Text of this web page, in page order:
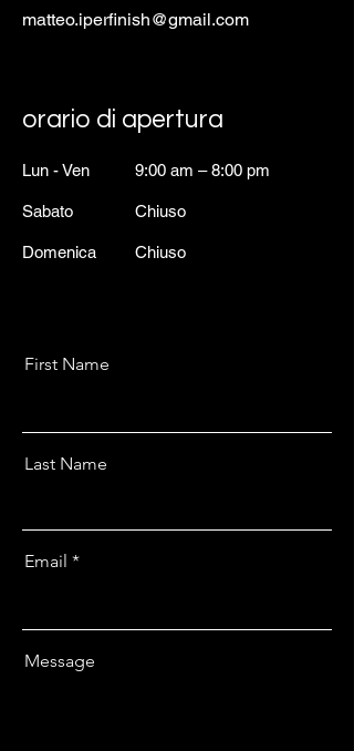
matteo.iperfinish@gmail.com
orario di apertura
Lun - Ven 9:00 am – 8:00 pm
Sabato Chiuso
Domenica​ Chiuso
First Name
Last Name
Email
Message